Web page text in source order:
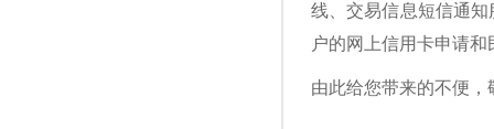
线、交易信息短信通
户的网上信用卡申请
由此给您带来的不便，